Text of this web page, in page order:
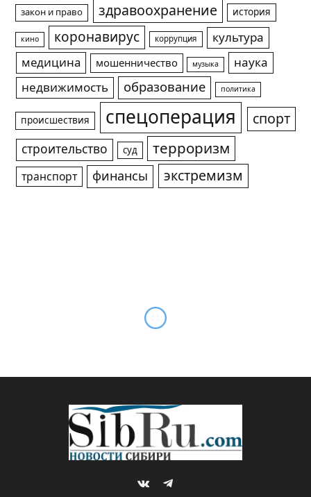
закон и право здравоохранение история
кино коронавирус коррупция
культура
медицина
мошенничество музыка
наука
недвижимость
образование политика
происшествия спецоперация спорт
строительство суд терроризм
транспорт финансы экстремизм
«Сибмосту» о долге
Михаил ШТЕРН 17.01.2019 Updated: 19.05.2026
КОМПАНИИ И РЫНКИ Комментариев нет
В первые дни после новогодних каникул